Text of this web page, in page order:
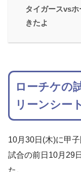
タイガースvs
きたよ
ローチケの
リーンシー
10月30日(木)に甲
試合の前日10月29
た。